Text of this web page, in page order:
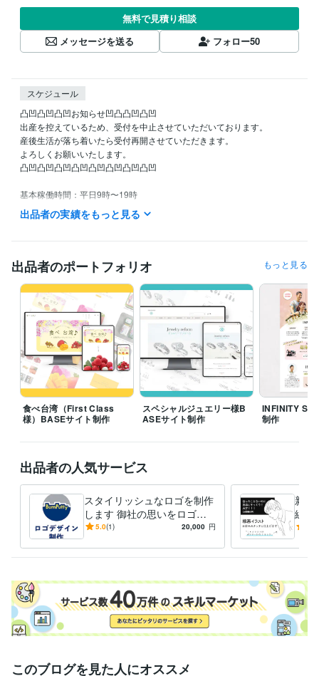
無料で見積り相談
メッセージを送る
フォロー50
スケジュール
凸凹凸凹凸凹お知らせ凹凸凸凹凸凹
出産を控えているため、受付を中止させていただいております。
産後生活が落ち着いたら受付再開させていただきます。
よろしくお願いいたします。
凸凹凸凹凸凹凸凹凸凹凸凹凸凹凸凹
基本稼働時間：平日9時〜19時
（土日稼働は相談）
受賞歴
読まれる記事の書き方と発信のコツ 自己紹介noteを書いてみよう-自
己を知り、伝える技術-
資格・検定
色彩検定3級 取得年 : 2015年
貿易実務検定 取得年 : 2018年
中学校教諭一種免許状（数学） 取得年 : 2013年
高等学校教諭一種免許状（数学） 取得年 : 2013年
得意分野
デザイン制作 紙ものからLPなどWeb制作まで
レタッチ
DTP フラットデザイン ポップ クール 名刺
名刺 リーフレット クールなデザイン
出品者の実績をもっと見る
出品者のポートフォリオ もっと見る
食べ台湾（First Class
様）BASEサイト制作
スペシャルジュエリー様B
ASEサイト制作
INFINITY
制作
出品者の人気サービス
スタイリッシュなロゴを制作
します 御社の思いをロゴデ
ザインで表現します
5.0(1) 20,000 円
新登
線画
みに
このブログを見た人にオススメ